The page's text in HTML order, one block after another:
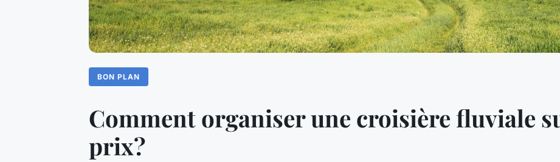
BON PLAN
Comment organiser une croisière fluviale
prix?